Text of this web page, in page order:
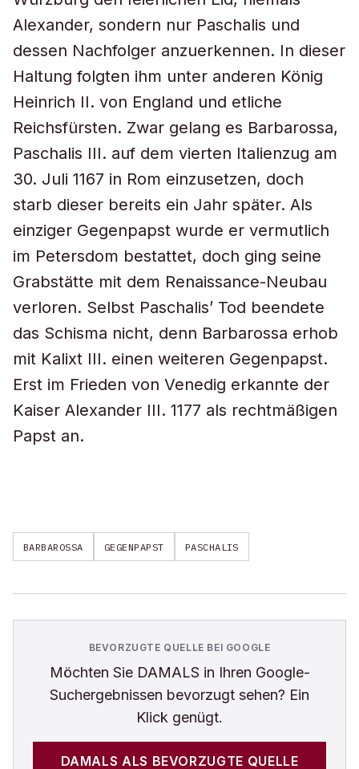
Alexander, sondern nur Paschalis und
dessen Nachfolger anzuerkennen. In dieser
Haltung folgten ihm unter anderen König
Heinrich II. von England und etliche
Reichsfürsten. Zwar gelang es Barbarossa,
Paschalis III. auf dem vierten Italienzug am
30. Juli 1167 in Rom einzusetzen, doch
starb dieser bereits ein Jahr später. Als
einziger Gegenpapst wurde er vermutlich
im Petersdom bestattet, doch ging seine
Grabstätte mit dem Renaissance-Neubau
verloren. Selbst Paschalis’ Tod beendete
das Schisma nicht, denn Barbarossa erhob
mit Kalixt III. einen weiteren Gegenpapst.
Erst im Frieden von Venedig erkannte der
Kaiser Alexander III. 1177 als rechtmäßigen
Papst an.
BARBAROSSA GEGENPAPST PASCHALIS
BEVORZUGTE QUELLE BEI GOOGLE
Möchten Sie DAMALS in Ihren Google-
Suchergebnissen bevorzugt sehen? Ein
Klick genügt.
DAMALS ALS BEVORZUGTE QUELLE